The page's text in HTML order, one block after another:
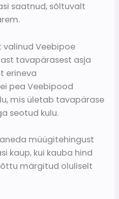
saatnud, sõltuvalt
valinud Veebipoe
tavapärasest asja
erineva
pea Veebipood
mis ületab tavapärase
seotud kulu.
müügitehingust
kaup, kui kauba hind
märgitud oluliselt